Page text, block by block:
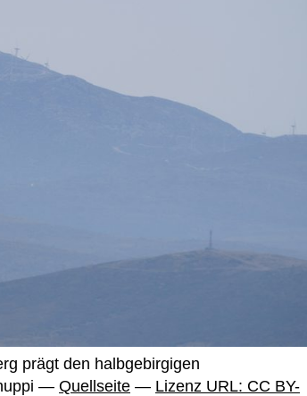
prägt den halbgebirgigen
— Quellseite — Lizenz URL: CC BY-